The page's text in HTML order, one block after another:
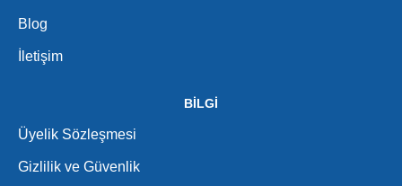
Blog
İletişim
BİLGİ
Üyelik Sözleşmesi
Gizlilik ve Güvenlik